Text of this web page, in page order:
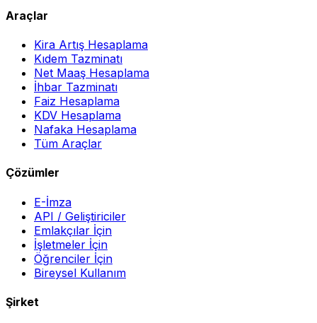
Araçlar
Kira Artış Hesaplama
Kıdem Tazminatı
Net Maaş Hesaplama
İhbar Tazminatı
Faiz Hesaplama
KDV Hesaplama
Nafaka Hesaplama
Tüm Araçlar
Çözümler
E-İmza
API / Geliştiriciler
Emlakçılar İçin
İşletmeler İçin
Öğrenciler İçin
Bireysel Kullanım
Şirket